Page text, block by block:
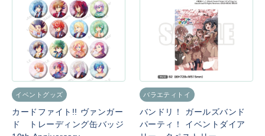
イベントグッズ
カードファイト!! ヴァンガー
ド トレーディング缶バッジ
バラエティトイ
バンドリ！ ガールズバンド
パーティ！ イベントダイア